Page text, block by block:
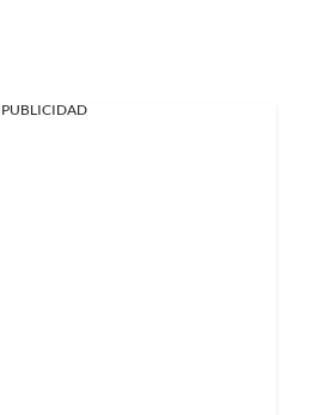
PUBLICIDAD